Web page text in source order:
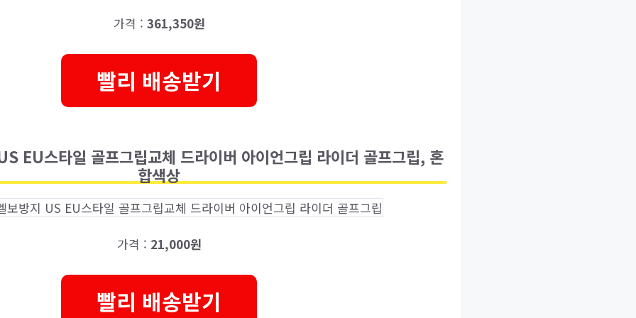
가격 : 361,350원
빨리 배송받기
EU스타일 골프그립교체 드라이버 아이언그립 라이더 골프그립, 혼
합색상
가격 : 21,000원
빨리 배송받기